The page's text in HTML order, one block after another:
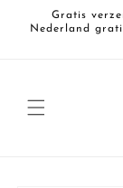
naar de
content
Gratis
Nederland